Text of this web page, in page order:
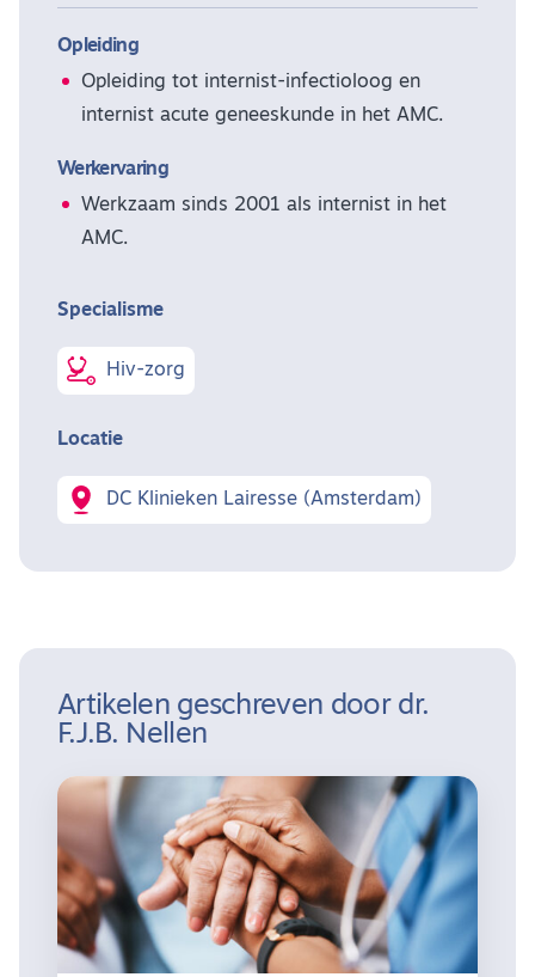
Opleiding
Opleiding tot internist-infectioloog en
internist acute geneeskunde in het AMC.
Werkervaring
Werkzaam sinds 2001 als internist in het
AMC.
Specialisme
Hiv-zorg
Locatie
DC Klinieken Lairesse (Amsterdam)
Artikelen geschreven door dr.
F.J.B. Nellen